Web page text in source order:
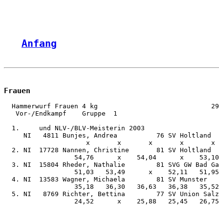
Anfang
Frauen
Hammerwurf Frauen 4 kg
   Vor-/Endkampf    Gruppe  1
  1.     und NLV-/BLV-Meisterin 2003
NI   4811 Bunjes, Andrea          76 SV Holtland
x       x       x       x       x
2. NI  17728 Nannen, Christine       81 SV Holtland
54,76      x    54,04      x
3. NI  15804 Rheder, Nathalie        81 SVG GW Bad
51,03   53,49      x    52,11
4. NI  13583 Wagner, Michaela        81 SV Munster
35,18   36,30   36,63   36,38
5. NI   8769 Richter, Bettina        77 SV Union
24,52      x    25,88   25,45